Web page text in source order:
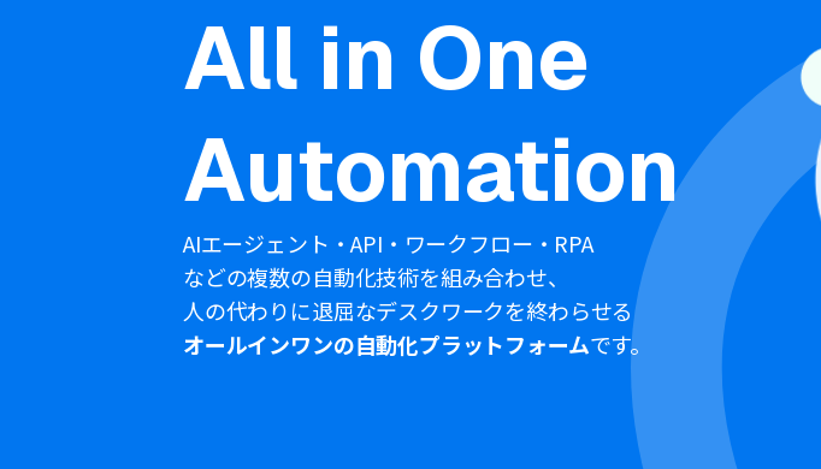
All in One
Automation
AIエージェント・API・ワークフロー・RPA
などの複数の自動化技術を組み合わせ、
人の代わりに退屈なデスクワークを終わらせる
オールインワンの自動化プラットフォームです。